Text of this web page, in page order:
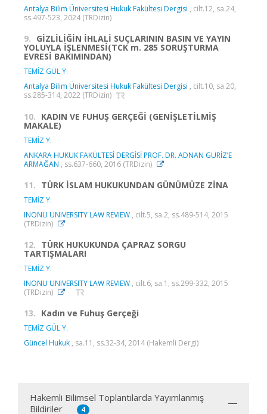
Antalya Bilim Üniversitesi Hukuk Fakültesi Dergisi , cilt.12, sa.24,
ss.497-523, 2024 (TRDizin)
9. GİZLİLİĞİN İHLALİ SUÇLARININ BASIN VE YAYIN
YOLUYLA İŞLENMESİ(TCK m. 285 SORUŞTURMA
EVRESİ BAKIMINDAN)
TEMİZ GÜL Y.
Antalya Bilim Üniversitesi Hukuk Fakültesi Dergisi , cilt.10, sa.20,
ss.285-314, 2022 (TRDizin)
10. KADIN VE FUHUŞ GERÇEĞİ (GENİŞLETİLMİŞ
MAKALE)
TEMİZ Y.
ANKARA HUKUK FAKÜLTESİ DERGİSİ PROF. DR. ADNAN GÜRİZ’E
ARMAĞAN , ss.637-660, 2016 (TRDizin)
11. TÜRK İSLAM HUKUKUNDAN GÜNÜMÜZE ZİNA
TEMİZ Y.
INONU UNIVERSITY LAW REVIEW , cilt.5, sa.2, ss.489-514, 2015
(TRDizin)
12. TÜRK HUKUKUNDA ÇAPRAZ SORGU
TARTIŞMALARI
TEMİZ Y.
INONU UNIVERSITY LAW REVIEW , cilt.6, sa.1, ss.299-332, 2015
(TRDizin)
13. Kadın ve Fuhuş Gerçeği
TEMİZ GÜL Y.
Güncel Hukuk , sa.11, ss.32-34, 2014 (Hakemli Dergi)
Hakemli Bilimsel Toplantılarda Yayımlanmış
Bildiriler
4